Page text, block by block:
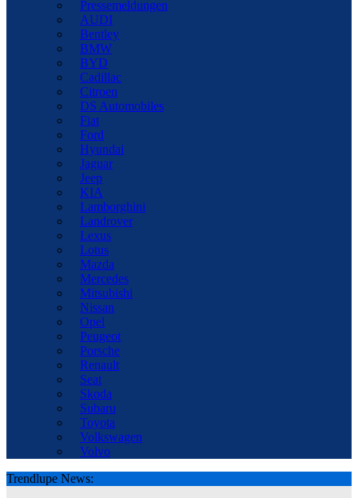
Pressemeldungen
AUDI
Bentley
BMW
BYD
Cadillac
Citroen
DS Automobiles
Fiat
Ford
Hyundai
Jaguar
Jeep
KIA
Lamborghini
Landrover
Lexus
Lotus
Mazda
Mercedes
Mitsubishi
Nissan
Opel
Peugeot
Porsche
Renault
Seat
Skoda
Subaru
Toyota
Volkswagen
Volvo
Trendlupe News: